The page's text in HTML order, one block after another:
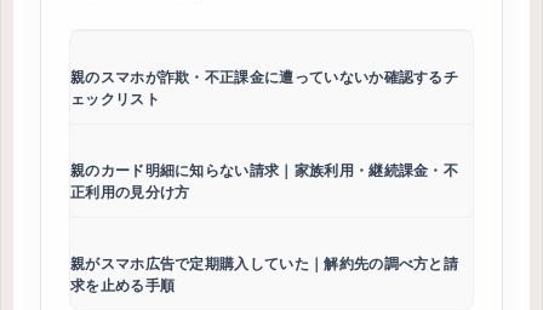
親のスマホが詐欺・不正課金に遭っていないか確認するチ
ェックリスト
親のカード明細に知らない請求｜家族利用・継続課金・不
正利用の見分け方
親がスマホ広告で定期購入していた｜解約先の調べ方と請
求を止める手順